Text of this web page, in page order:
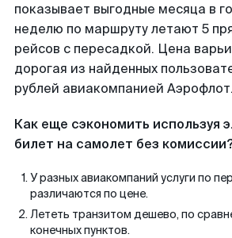
показывает выгодные месяца в
неделю по маршруту летают 5
рейсов с пересадкой. Цена
дорогая из найденных
рублей авиакомпанией Аэрофлот.
Как еще сэкономить используя
билет на самолет без
У разных авиакомпаний услуги по
различаются по цене.
Лететь транзитом дешево, по
конечных пунктов.